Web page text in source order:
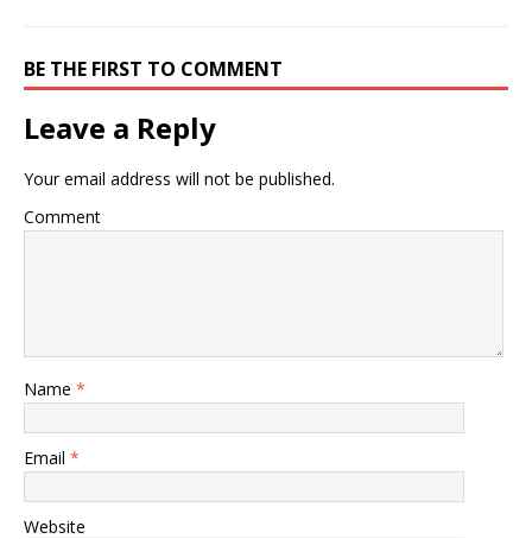
BE THE FIRST TO COMMENT
Leave a Reply
Your email address will not be published.
Comment
Name *
Email *
Website